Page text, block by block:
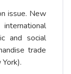
issue. New
and social
trade